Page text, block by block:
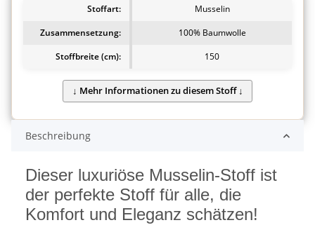
Stoffart:
Musselin
Zusammensetzung:
100% Baumwolle
Stoffbreite (cm):
150
Beschreibung
Dieser luxuriöse Musselin-Stoff ist
der perfekte Stoff für alle, die
Komfort und Eleganz schätzen!